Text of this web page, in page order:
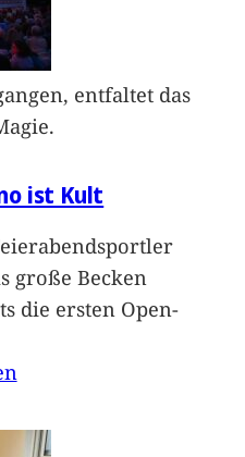
entfaltet das
ist Kult
große Becken
die ersten Open-